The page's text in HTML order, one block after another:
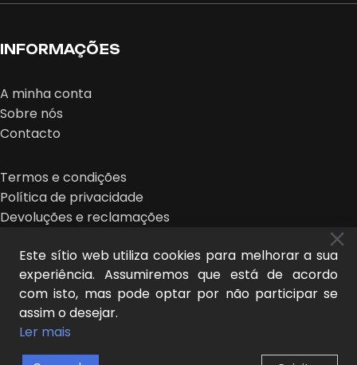
INFORMAÇÕES
A minha conta
Sobre nós
Contacto
Termos e condições
Política de privacidade
Devoluções e reclamações
MIDEER © 2026 | design:
Este sítio web utiliza cookies para melhorar a sua
experiência. Assumiremos que está de acordo
com isto, mas pode optar por não participar se
assim o desejar.
Ler mais